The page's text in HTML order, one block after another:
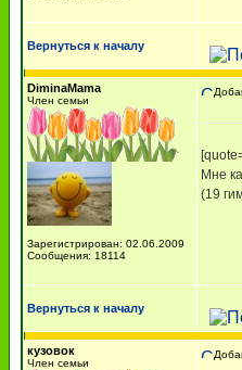
Вернуться к началу
DiminaMama
Член семьи
Зарегистрирован: 02.06.2009
Сообщения: 18114
Мне
(19
Вернуться к началу
кузовок
Член семьи